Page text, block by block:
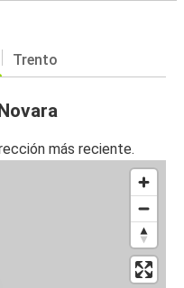
Trento
más reciente.